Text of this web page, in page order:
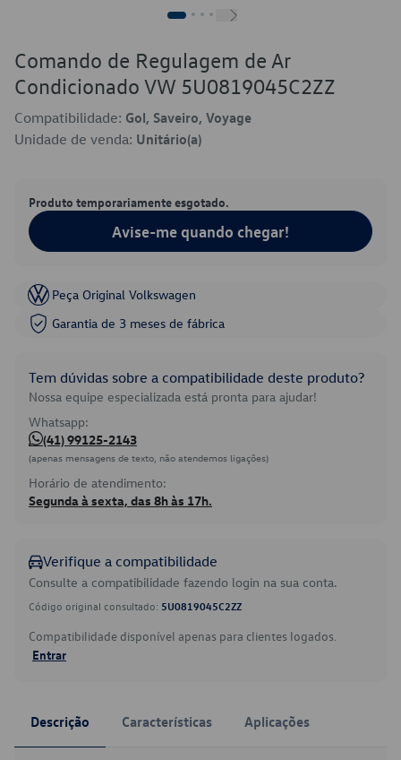
Comando de Regulagem de Ar
Condicionado VW 5U0819045C2ZZ
Compatibilidade: Gol, Saveiro, Voyage
Unidade de venda: Unitário(a)
Produto temporariamente esgotado.
Avise-me quando chegar!
Peça Original Volkswagen
Garantia de 3 meses de fábrica
Tem dúvidas sobre a compatibilidade deste produto?
Nossa equipe especializada está pronta para ajudar!
Whatsapp:
(41) 99125-2143
(apenas mensagens de texto, não atendemos ligações)
Horário de atendimento:
Segunda à sexta, das 8h às 17h.
Verifique a compatibilidade
Consulte a compatibilidade fazendo login na sua conta.
Código original consultado: 5U0819045C2ZZ
Compatibilidade disponível apenas para clientes logados.
Entrar
Descrição Características Aplicações